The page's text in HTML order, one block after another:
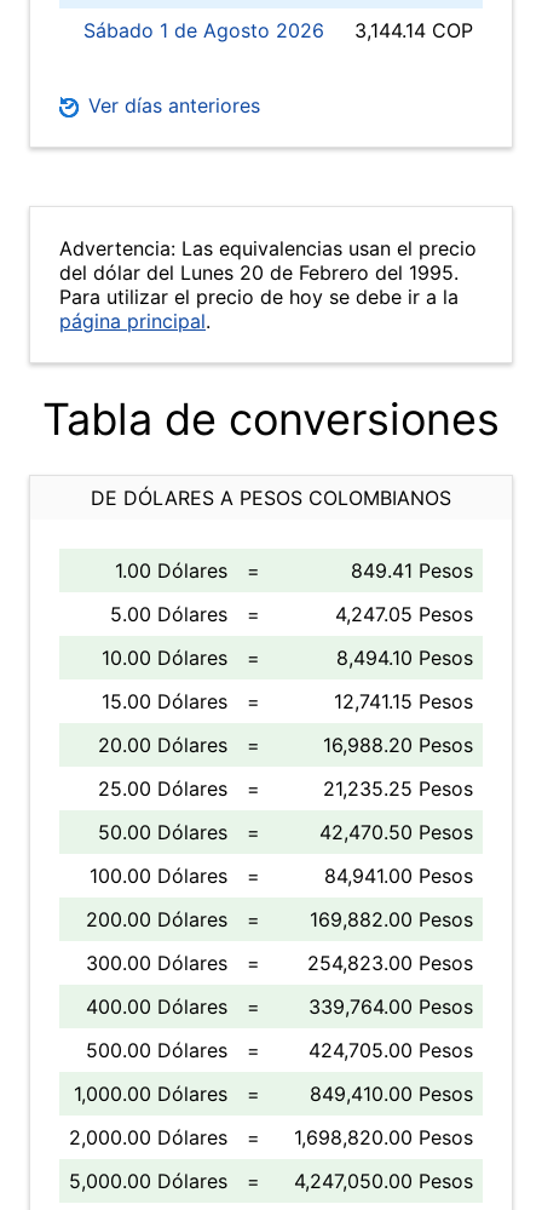
Sábado 1 de Agosto 2026 3,144.14 COP
Ver días anteriores
Advertencia: Las equivalencias usan el precio
del dólar del Lunes 20 de Febrero del 1995.
Para utilizar el precio de hoy se debe ir a la
página principal.
Tabla de conversiones
DE DÓLARES A PESOS COLOMBIANOS
1.00 Dólares =
849.41 Pesos
5.00 Dólares
=
4,247.05 Pesos
10.00 Dólares
=
8,494.10 Pesos
15.00 Dólares
=
12,741.15 Pesos
20.00 Dólares
=
16,988.20 Pesos
25.00 Dólares
=
21,235.25 Pesos
50.00 Dólares
=
42,470.50 Pesos
100.00 Dólares
=
84,941.00 Pesos
200.00 Dólares
=
169,882.00 Pesos
300.00 Dólares
=
254,823.00 Pesos
400.00 Dólares
=
339,764.00 Pesos
500.00 Dólares
=
424,705.00 Pesos
1,000.00 Dólares
=
849,410.00 Pesos
2,000.00 Dólares
=
1,698,820.00 Pesos
5,000.00 Dólares
= 4,247,050.00 Pesos